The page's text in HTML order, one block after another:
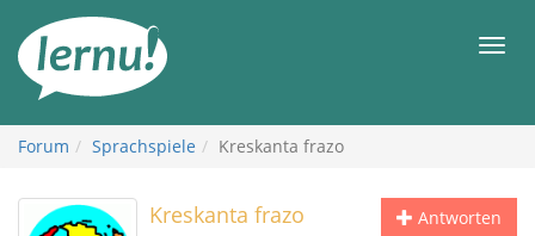
Inhalt
Forum Sprachspiele Kreskanta frazo
Antworten
Kreskanta frazo